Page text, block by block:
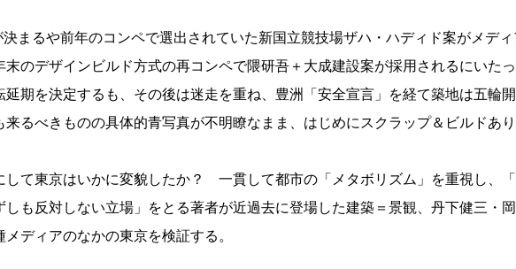
まるや前年のコンペで選出されていた新国立競技場ザハ・ハディド案がメデ
のデザインビルド方式の再コンペで隈研吾＋大成建設案が採用されるにいた
延期を決定するも、その後は迷走を重ね、豊洲「安全宣言」を経て築地は五輪
るべきものの具体的青写真が不明瞭なまま、はじめにスクラップ＆ビルドあ
して東京はいかに変貌したか？ 一貫して都市の「メタボリズム」を重視し、
も反対しない立場」をとる著者が近過去に登場した建築＝景観、丹下健三・
ディアのなかの東京を検証する。